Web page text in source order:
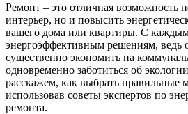
Ремонт – это отличная возможность
интерьер, но и повысить
вашего дома или квартиры. С каждым
энергоэффективным решениям, ведь
существенно экономить на
одновременно заботиться об
расскажем, как выбрать правильные
использовав советы экспертов по
ремонта.